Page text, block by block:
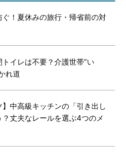
！夏休みの旅行・帰省前の対
トイレは不要？介護世帯”い
れ道
】中高級キッチンの「引き出し
丈夫なレールを選ぶ4つのメ